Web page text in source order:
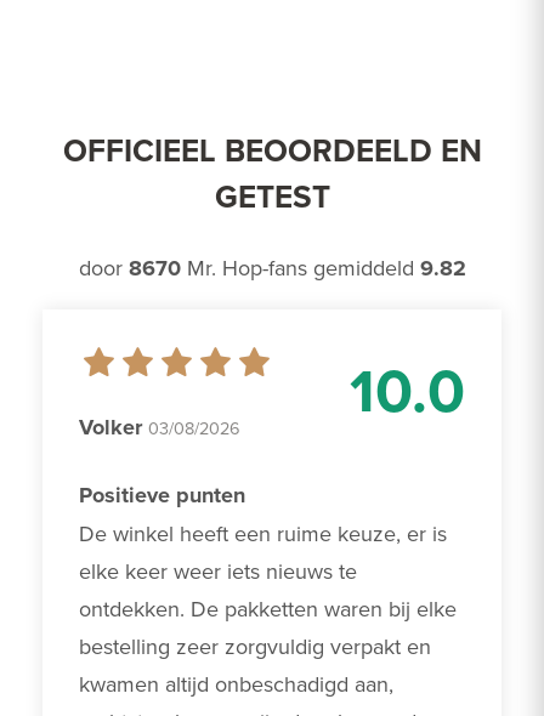
OFFICIEEL BEOORDEELD EN
GETEST
door 8670Mr. Hop-fans gemiddeld 9.82
10.0
Volker 03/08/2026
Positieve punten
De winkel heeft een ruime keuze, er is
elke keer weer iets nieuws te
ontdekken. De pakketten waren bij elke
bestelling zeer zorgvuldig verpakt en
kwamen altijd onbeschadigd aan,